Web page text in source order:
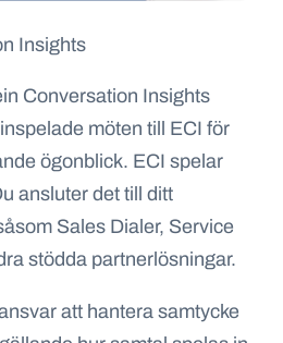
Insights
Conversation Insights
möten till ECI för
ögonblick. ECI spelar
ansluter det till ditt
Sales Dialer, Service
stödda partnerlösningar.
att hantera samtycke